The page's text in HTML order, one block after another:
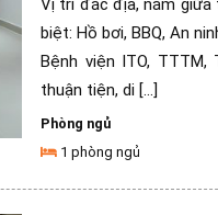
Vị trí đắc địa, nằm giữa
biệt: Hồ bơi, BBQ, An
Bệnh viện ITO, TTTM,
thuận tiện, di [...]
Phòng ngủ
1 phòng ngủ